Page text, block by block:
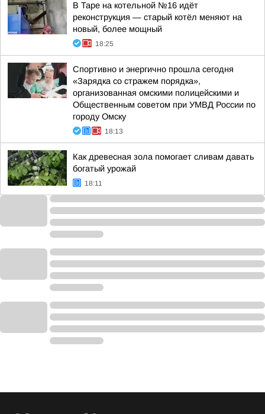
В Таре на котельной №16 идёт
реконструкция — старый котёл меняют на
новый, более мощный
18:25
Спортивно и энергично прошла сегодня
«Зарядка со стражем порядка»,
организованная омскими полицейскими и
Общественным советом при УМВД России по
городу Омску
18:13
Как древесная зола помогает сливам давать
богатый урожай
18:11